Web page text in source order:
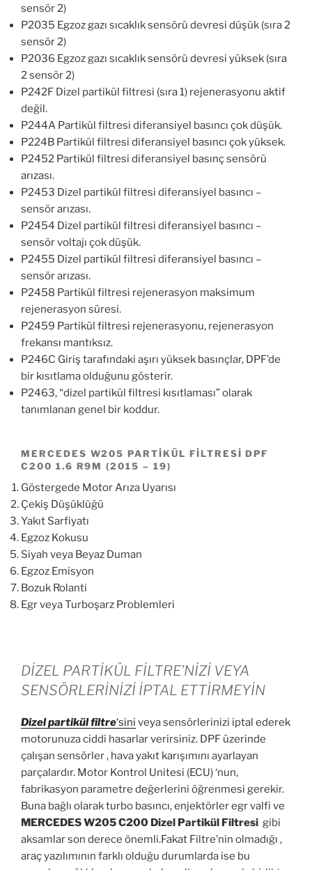
sensör 2)
P2035 Egzoz gazı sıcaklık sensörü devresi düşük (sıra 2
sensör 2)
P2036 Egzoz gazı sıcaklık sensörü devresi yüksek (sıra
2 sensör 2)
P242F Dizel partikül filtresi (sıra 1) rejenerasyonu aktif
değil.
P244A Partikül filtresi diferansiyel basıncı çok düşük.
P224B Partikül filtresi diferansiyel basıncı çok yüksek.
P2452 Partikül filtresi diferansiyel basınç sensörü
arızası.
P2453 Dizel partikül filtresi diferansiyel basıncı –
sensör arızası.
P2454 Dizel partikül filtresi diferansiyel basıncı –
sensör voltajı çok düşük.
P2455 Dizel partikül filtresi diferansiyel basıncı –
sensör arızası.
P2458 Partikül filtresi rejenerasyon maksimum
rejenerasyon süresi.
P2459 Partikül filtresi rejenerasyonu, rejenerasyon
frekansı mantıksız.
P246C Giriş tarafındaki aşırı yüksek basınçlar, DPF’de
bir kısıtlama olduğunu gösterir.
P2463, “dizel partikül filtresi kısıtlaması” olarak
tanımlanan genel bir koddur.
MERCEDES W205 PARTİKÜL FİLTRESİ DPF
C200 1.6 R9M (2015 – 19)
Göstergede Motor Arıza Uyarısı
Çekiş Düşüklüğü
Yakıt Sarfiyatı
Egzoz Kokusu
Siyah veya Beyaz Duman
Egzoz Emisyon
Bozuk Rolanti
Egr veya Turboşarz Problemleri
DİZEL PARTİKÜL FİLTRE’NİZİ VEYA
SENSÖRLERİNİZİ İPTAL ETTİRMEYİN
Dizel partikülfiltre‘sini veya sensörlerinizi iptal ederek
motorunuza ciddi hasarlar verirsiniz. DPF üzerinde
çalışan sensörler , hava yakıt karışımını ayarlayan
parçalardır. Motor Kontrol Unitesi (ECU) ‘nun,
fabrikasyon parametre değerlerini öğrenmesi gerekir.
Buna bağlı olarak turbo basıncı, enjektörler egr valfi ve
MERCEDES W205 C200 Dizel Partikül Filtresi gibi
aksamlar son derece önemli.Fakat Filtre’nin olmadığı ,
araç yazılımının farklı olduğu durumlarda ise bu